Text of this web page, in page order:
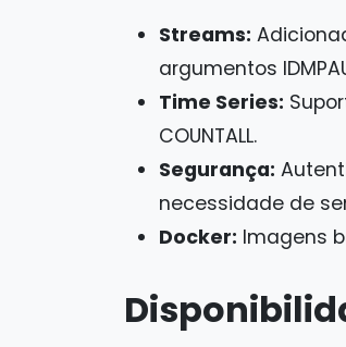
Streams:
argumentos
Time Series:
COUNTALL.
Segurança:
necessidade de
Docker: Imagens